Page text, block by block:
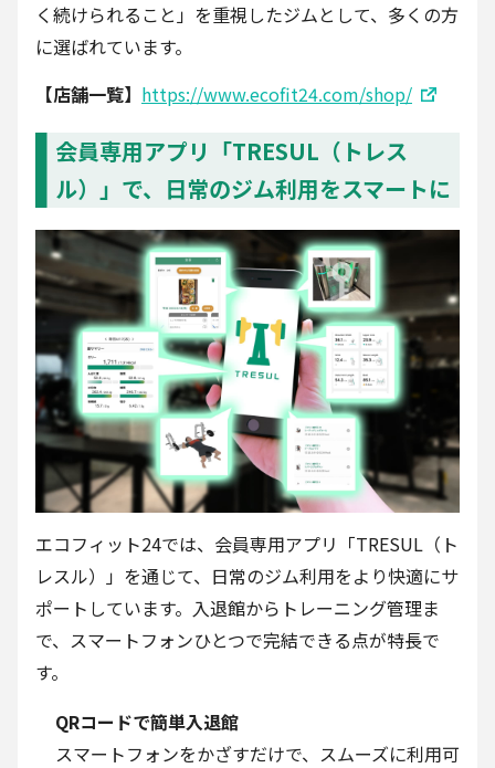
く続けられること」を重視したジムとして、多くの方
に選ばれています。
【店舗一覧】 https://www.ecofit24.com/shop/
会員専用アプリ「TRESUL（トレス
ル）」で、日常のジム利用をスマートに
エコフィット24では、会員専用アプリ「TRESUL（ト
レスル）」を通じて、日常のジム利用をより快適にサ
ポートしています。入退館からトレーニング管理ま
で、スマートフォンひとつで完結できる点が特長で
す。
QRコードで簡単入退館
スマートフォンをかざすだけで、スムーズに利用可